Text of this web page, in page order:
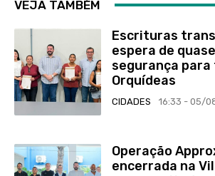
VEJA TAMBÉM
Escrituras
espera de
segurança
Orquídeas
CIDADES 16:33 - 05/
Operação
encerrada na